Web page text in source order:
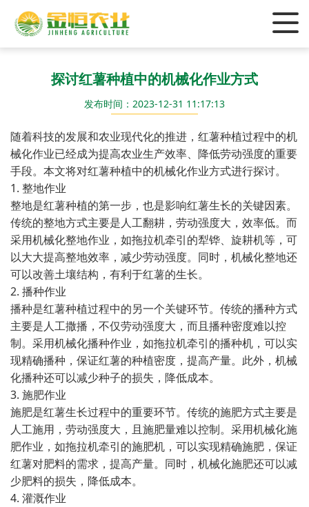
探讨红薯种植中的机械化作业方式
发布时间：2023-12-31 11:17:13
随着科技的发展和农业现代化的推进，红薯种植过程中的机
械化作业已经成为提高农业生产效率、降低劳动强度的重要
手段。本文将对红薯种植中的机械化作业方式进行探讨。
1. 整地作业
整地是红薯种植的第一步，也是影响红薯生长的关键因素。
传统的整地方式主要是人工翻耕，劳动强度大，效率低。而
采用机械化整地作业，如拖拉机牵引的犁铧、旋耕机等，可
以大大提高整地效率，减少劳动强度。同时，机械化整地还
可以改善土壤结构，有利于红薯的生长。
2. 播种作业
播种是红薯种植过程中的另一个关键环节。传统的播种方式
主要是人工撒播，不仅劳动强度大，而且播种密度难以控
制。采用机械化播种作业，如拖拉机牵引的播种机，可以实
现精确播种，保证红薯的种植密度，提高产量。此外，机械
化播种还可以减少种子的损失，降低成本。
3. 施肥作业
施肥是红薯生长过程中的重要环节。传统的施肥方式主要是
人工施用，劳动强度大，且施肥量难以控制。采用机械化施
肥作业，如拖拉机牵引的施肥机，可以实现精确施肥，保证
红薯对肥料的需求，提高产量。同时，机械化施肥还可以减
少肥料的损失，降低成本。
4. 灌溉作业